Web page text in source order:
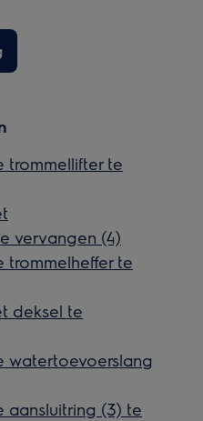
trommellifter te
vervangen (4)
trommelheffer te
deksel te
watertoevoerslang
aansluitring (3) te